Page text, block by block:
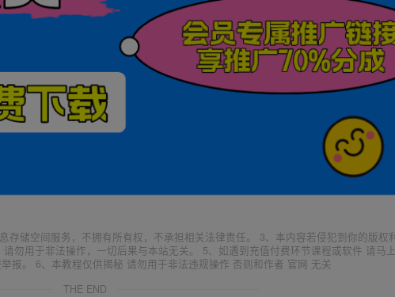
存储空间服务，不拥有所有权，不承担相关法律责任。 3、本内容若侵犯到你的版权
勿用于非法操作，一切后果与本站无关。 5、如遇到充值付费环节课程或软件 请马
报。 6、本教程仅供揭秘 请勿用于非法违规操作 否则和作者 官网 无关
THE END